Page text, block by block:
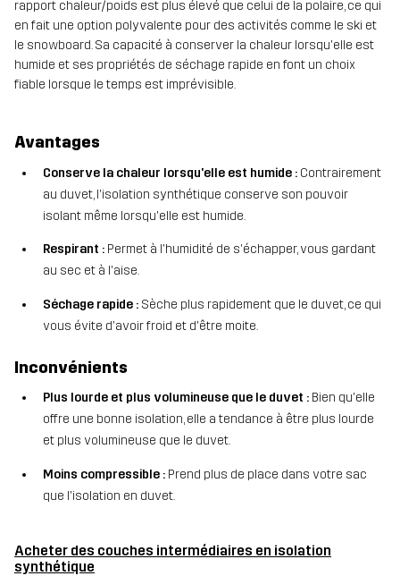
rapport chaleur/poids est plus élevé que celui de la polaire, ce qui
en fait une option polyvalente pour des activités comme le ski et
le snowboard. Sa capacité à conserver la chaleur lorsqu'elle est
humide et ses propriétés de séchage rapide en font un choix
fiable lorsque le temps est imprévisible.
Avantages
Conserve la chaleur lorsqu'elle est humide : Contrairement
au duvet, l'isolation synthétique conserve son pouvoir
isolant même lorsqu'elle est humide.
Respirant : Permet à l'humidité de s'échapper, vous gardant
au sec et à l'aise.
Séchage rapide : Sèche plus rapidement que le duvet, ce qui
vous évite d'avoir froid et d'être moite.
Inconvénients
Plus lourde et plus volumineuse que le duvet : Bien qu'elle
offre une bonne isolation, elle a tendance à être plus lourde
et plus volumineuse que le duvet.
Moins compressible : Prend plus de place dans votre sac
que l'isolation en duvet.
Acheter des couches intermédiaires en isolation
synthétique